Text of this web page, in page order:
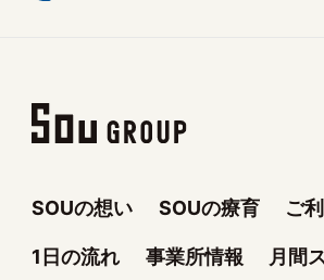
SOUの想い SOUの療育 ご
1日の流れ 事業所情報 月間